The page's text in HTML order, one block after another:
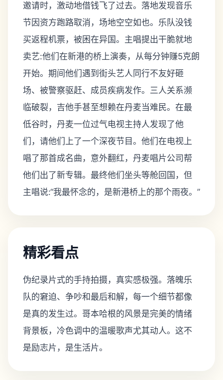
邀请时，激动地借钱飞了过去。落地发现音乐
节因资方跑路取消，场地空空如也。乐队没钱
买返程机票，被困在异国。主唱提出干脆就地
卖艺:他们在新港的桥上演奏，从每分钟赚5克朗
开始。期间他们遇到街头艺人同行不友好砸
场、被警察驱赶、成员疾病发作。三人关系濒
临破裂，吉他手甚至想赖在丹麦当难民。在最
低谷时，丹麦一位过气电视主持人发现了他
们，请他们上了一个深夜节目。他们在电视上
唱了那首成名曲，意外翻红，丹麦唱片公司帮
他们出了新专辑。最终他们坐头等舱回国，但
主唱说:“我最怀念的，是新港桥上的那个雨夜。”
精彩看点
伪纪录片式的手持拍摄，真实感极强。落魄乐
队的窘迫、争吵和最后和解，每一个细节都像
是真的发生过。哥本哈根的风景是完美的情绪
背景板，冷色调中的温暖歌声尤其动人。这不
是励志片，是生活片。